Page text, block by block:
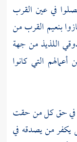
في عين القرب
بنعيم القرب من
اللذيذ من جهة
التي كانوا
في حق كل من حقت
يكفر من يصدقه في